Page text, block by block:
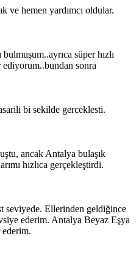
ve hemen yardımcı oldular.
süper hızlı
sonra
bi sekilde gerceklesti.
ancak Antalya bulaşık
hızlıca gerçekleştirdi.
seviyede. Ellerinden geldiğince
ederim. Antalya Beyaz Eşya